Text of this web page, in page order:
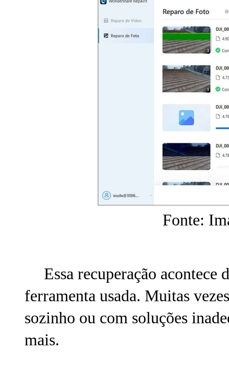
Fonte:
Essa recuperação acontece
ferramenta usada. Muitas
sozinho ou com soluções
mais.